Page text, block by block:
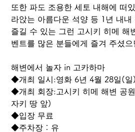
또한 파도 조용한 세토 내해에 떠
라앉는 아름다운 석양 등 1년 내내
즐길 수 있는 그런 고시키 히메 해
벤트를 많은 분들에게 즐겨 주셨으
해변에서 놀자 in 고카하마
◆개최 일시:영화 6년 4월 28일(
◆개최 회장:고시키 히메 해변 공
자키 땅 앞)
◆입장 무료
◆주차장：유